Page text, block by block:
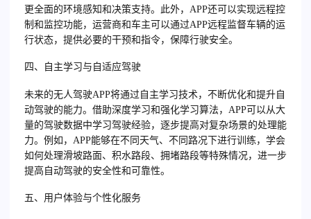
更全面的环境感知和决策支持。此外，APP还可以实现远程控
制和监控功能，运营商和车主可以通过APP远程监督车辆的运
行状态，提供必要的干预和指令，保障行驶安全。
四、自主学习与自适应驾驶
未来的无人驾驶APP将通过自主学习技术，不断优化和提升自
动驾驶的能力。借助深度学习和强化学习算法，APP可以从大
量的驾驶数据中学习驾驶经验，逐步提高对复杂场景的处理能
力。例如，APP能够在不同天气、不同路况下进行训练，学会
如何处理滑坡路面、积水路段、拥堵路段等特殊情况，进一步
提高自动驾驶的安全性和可靠性。
五、用户体验与个性化服务